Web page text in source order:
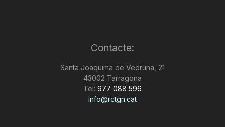
Contacte:
Santa Joaquima de Vedruna, 21
43002 Tarragona
Tel: 977 088 596
info@rctgn.cat